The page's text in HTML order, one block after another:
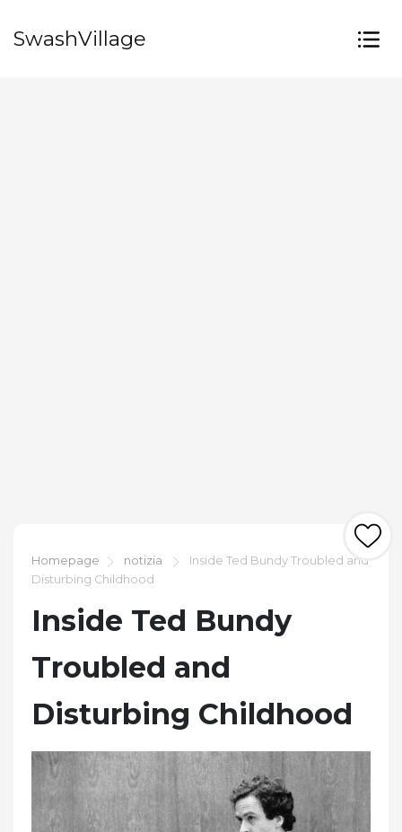
SwashVillage
Homepage notizia
Inside Ted Bundy Troubled and
Disturbing Childhood
Inside Ted Bundy
Troubled and
Disturbing Childhood